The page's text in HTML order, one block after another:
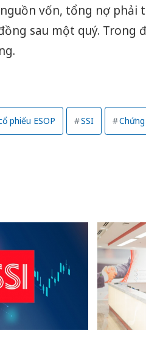
vốn, tổng nợ phải
sau một quý. Trong
phiếu ESOP SSI